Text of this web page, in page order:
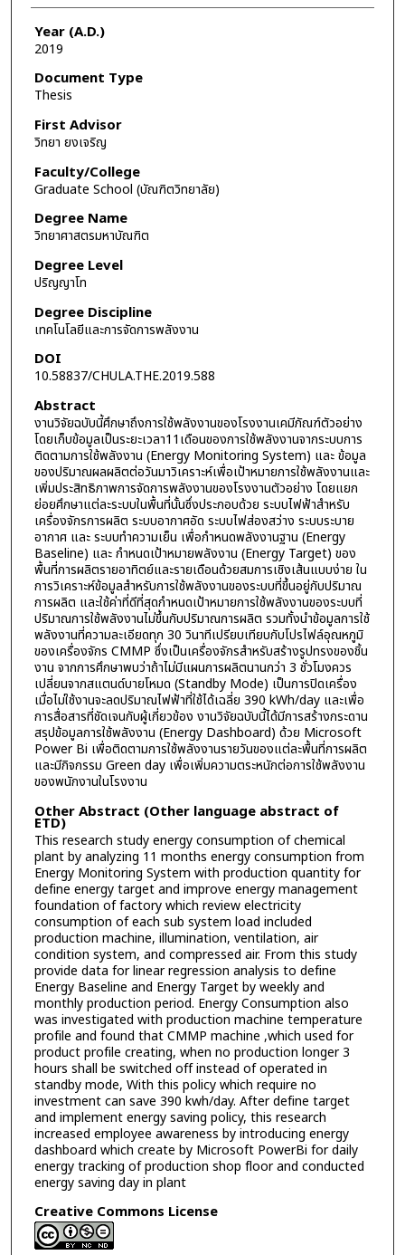
Year (A.D.)
2019
Document Type
Thesis
First Advisor
วิทยา ยงเจริญ
Faculty/College
Graduate School (บัณฑิตวิทยาลัย)
Degree Name
วิทยาศาสตรมหาบัณฑิต
Degree Level
ปริญญาโท
Degree Discipline
เทคโนโลยีและการจัดการพลังงาน
DOI
10.58837/CHULA.THE.2019.588
Abstract
งานวิจัยฉบับนี้ศึกษาถึงการใช้พลังงานของโรงงานเคมีภัณฑ์ตัวอย่าง
โดยเก็บข้อมูลเป็นระยะเวลา11เดือนของการใช้พลังงานจากระบบการ
ติดตามการใช้พลังงาน (Energy Monitoring System) และ ข้อมูล
ของปริมาณผลผลิตต่อวันมาวิเคราะห์เพื่อเป้าหมายการใช้พลังงานและ
เพิ่มประสิทธิภาพการจัดการพลังงานของโรงงานตัวอย่าง โดยแยก
ย่อยศึกษาแต่ละระบบในพื้นที่นั้นซึ่งประกอบด้วย ระบบไฟฟ้าสำหรับ
เครื่องจักรการผลิต ระบบอากาศอัด ระบบไฟส่องสว่าง ระบบระบาย
อากาศ และ ระบบทำความเย็น เพื่อกำหนดพลังงานฐาน (Energy
Baseline) และ กำหนดเป้าหมายพลังงาน (Energy Target) ของ
พื้นที่การผลิตรายอาทิตย์และรายเดือนด้วยสมการเชิงเส้นแบบง่าย ใน
การวิเคราะห์ข้อมูลสำหรับการใช้พลังงานของระบบที่ขึ้นอยู่กับปริมาณ
การผลิต และใช้ค่าที่ดีที่สุดกำหนดเป้าหมายการใช้พลังงานของระบบที่
ปริมาณการใช้พลังงานไม่ขึ้นกับปริมาณการผลิต รวมทั้งนำข้อมูลการใช้
พลังงานที่ความละเอียดทุก 30 วินาทีเปรียบเทียบกับโปรไฟล์อุณหภูมิ
ของเครื่องจักร CMMP ซึ่งเป็นเครื่องจักรสำหรับสร้างรูปทรงของชิ้น
งาน จากการศึกษาพบว่าถ้าไม่มีแผนการผลิตนานกว่า 3 ชั่วโมงควร
เปลี่ยนจากสแตนด์บายโหมด (Standby Mode) เป็นการปิดเครื่อง
เมื่อไม่ใช้งานจะลดปริมาณไฟฟ้าที่ใช้ได้เฉลี่ย 390 kWh/day และเพื่อ
การสื่อสารที่ชัดเจนกับผู้เกี่ยวข้อง งานวิจัยฉบับนี้ได้มีการสร้างกระดาน
สรุปข้อมูลการใช้พลังงาน (Energy Dashboard) ด้วย Microsoft
Power Bi เพื่อติดตามการใช้พลังงานรายวันของแต่ละพื้นที่การผลิต
และมีกิจกรรม Green day เพื่อเพิ่มความตระหนักต่อการใช้พลังงาน
ของพนักงานในโรงงาน
Other Abstract (Other language abstract of
ETD)
This research study energy consumption of chemical
plant by analyzing 11 months energy consumption from
Energy Monitoring System with production quantity for
define energy target and improve energy management
foundation of factory which review electricity
consumption of each sub system load included
production machine, illumination, ventilation, air
condition system, and compressed air. From this study
provide data for linear regression analysis to define
Energy Baseline and Energy Target by weekly and
monthly production period. Energy Consumption also
was investigated with production machine temperature
profile and found that CMMP machine ,which used for
product profile creating, when no production longer 3
hours shall be switched off instead of operated in
standby mode, With this policy which require no
investment can save 390 kwh/day. After define target
and implement energy saving policy, this research
increased employee awareness by introducing energy
dashboard which create by Microsoft PowerBi for daily
energy tracking of production shop floor and conducted
energy saving day in plant
Creative Commons License